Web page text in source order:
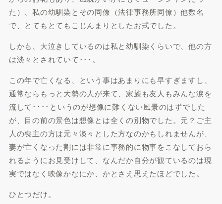
た）、私の幼馴染とその同僚（法律事務所同僚）他数名
で、とてもとてもこじんまりとしたお式でした。
しかも、大泣きしているのは私と幼馴染くらいで、他の方
は淡々とされていて･･･。
この年で亡くなる、という事はあまりにも早すぎますし、
通常ならもっと大勢の人が来て、家族も友人もみんな涙を
流して････というのが想像に難くない風景のはずでした
が、目の前の景色は想像とは全くの別物でした。元？ご主
人の喪主の方は元々淡々とした方なのかもしれませんが、
妻が亡くなった割には非常に事務的に物事をこなしておら
れるようにお見受けして、なんだか自分が観ているのは現
実ではなく映像かなにか、かとさえ思えたほどでした。
ひとつだけ。